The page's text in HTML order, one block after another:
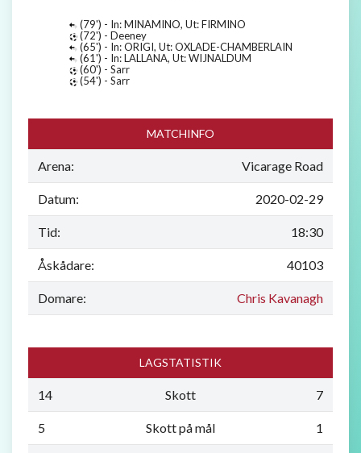
(79') - In: MINAMINO, Ut: FIRMINO
(72') - Deeney
(65') - In: ORIGI, Ut: OXLADE-CHAMBERLAIN
(61') - In: LALLANA, Ut: WIJNALDUM
(60') - Sarr
(54') - Sarr
MATCHINFO
Arena: Vicarage Road
Datum: 2020-02-29
Tid: 18:30
Åskådare: 40103
Domare: Chris Kavanagh
LAGSTATISTIK
14 Skott 7
5 Skott på mål 1